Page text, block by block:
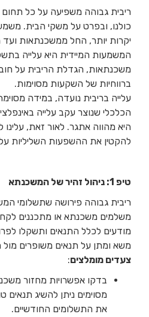
ריבית גבוהה משפיעה על כל תחום
כולנו, ובפרט על משקי הבית.
יקרות יותר, החל ממשכנתאות ועד
המשמעות המיידית היא עלייה
משכנתאות, הגדלת הריבית על
ברווחיות של השקעות מסוימות.
עלייה בריבית נועדה, במידה
הכלכלי שנוצר עקב עלייה
היא מהווה אתגר. לאור זאת, עלינו
להקטין את ההשפעות השליליות
טיפ 1: ניהול זהיר של המשכנתא
ריבית גבוהה פירושה שתשלומי
משלמים משכנתא או מתכננים
מודעים לכלל התנאים ותשקלו
משא ומתן על תנאים משופרים מול
צעדים מומלצים:
בדקו אפשרויות מחזור
מסוימים ניתן להשיג תנאים
את התשלומים החודשיים.